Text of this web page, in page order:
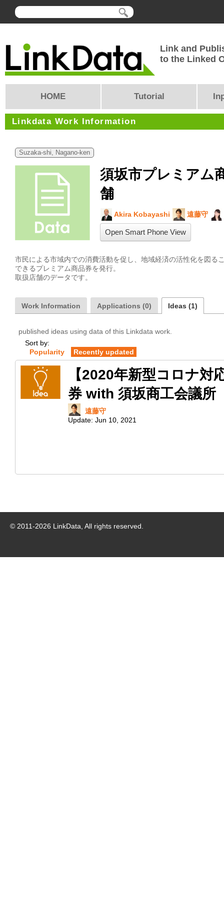
Link and
to the Linked
HOME Tutorial
Linkdata Work Information
Suzaka-shi, Nagano-ken
須坂市プレミアム
舗
Akira Kobayashi 遠藤守
Open Smart Phone View
市民による市域内での消費活動を促し、地域経済の活性化を図る
できるプレミアム商品券を発行。
取扱店舗のデータです。
Work Information Applications (0) Ideas (1)
published ideas using data of this Linkdata work.
Sort by:
Popularity
Recently updated
【2020年新型コロナ
券 with 須坂商工会議所
遠藤守
Update: Jun 10, 2021
© 2011-2026 LinkData, All rights reserved.